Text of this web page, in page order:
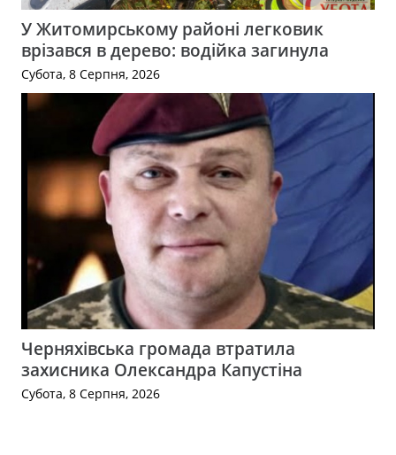
У Житомирському районі легковик
врізався в дерево: водійка загинула
Субота, 8 Серпня, 2026
Черняхівська громада втратила
захисника Олександра Капустіна
Субота, 8 Серпня, 2026